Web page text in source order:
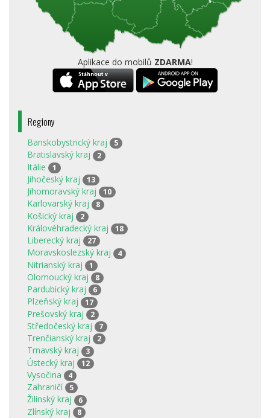
Aplikace do mobilů ZDARMA!
Regiony
Banskobystrický kraj 5
Bratislavský kraj 2
Itálie 1
Jihočeský kraj 13
Jihomoravský kraj 10
Karlovarský kraj 8
Košický kraj 2
Královéhradecký kraj 18
Liberecký kraj 27
Moravskoslezský kraj 4
Nitrianský kraj 1
Olomoucký kraj 8
Pardubický kraj 6
Plzeňský kraj 17
Prešovský kraj 2
Středočeský kraj 7
Trenčianský kraj 2
Trnavský kraj 3
Ústecký kraj 12
Vysočina 4
Zahraničí 5
Žilinský kraj 6
Zlínský kraj 8